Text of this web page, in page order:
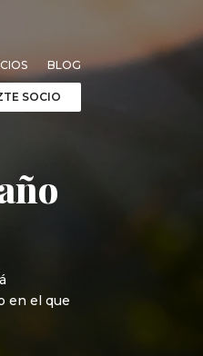
BLOG
SOCIO
en el que